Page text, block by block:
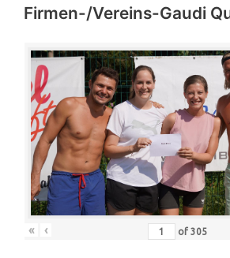
Firmen-/Vereins-Gaudi
« ‹ of 305